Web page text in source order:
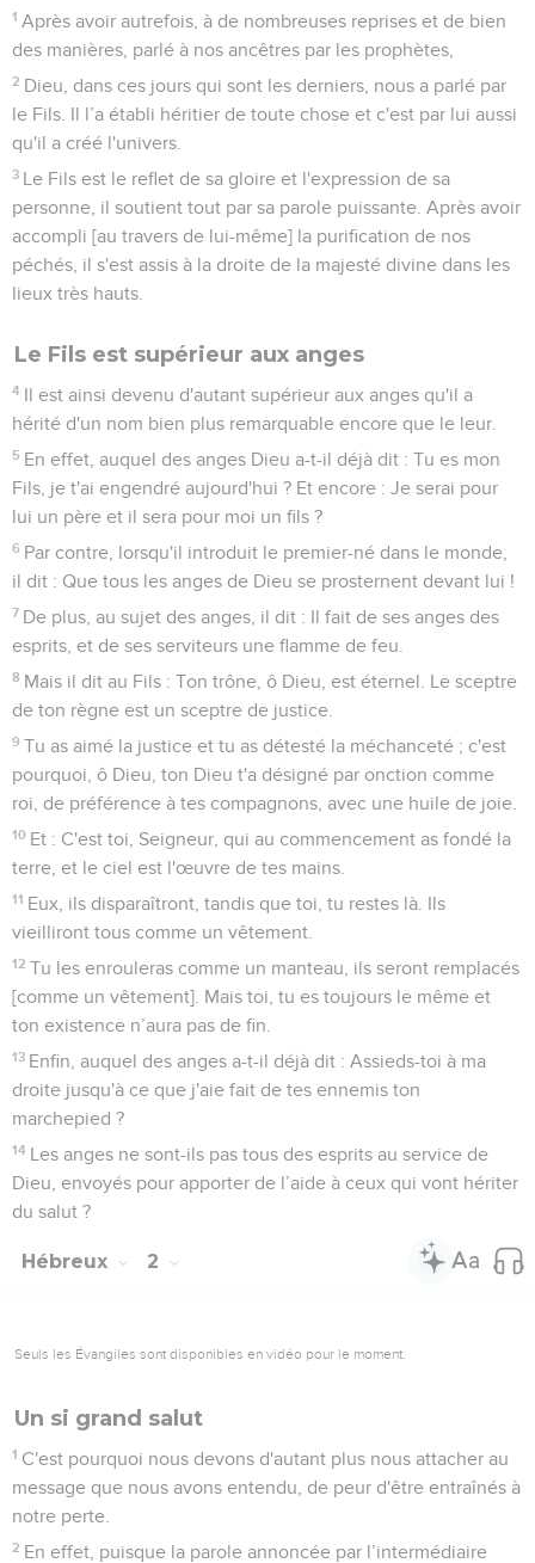
1 Après avoir autrefois, à de nombreuses reprises et de bien
des manières, parlé à nos ancêtres par les prophètes,
2 Dieu, dans ces jours qui sont les derniers, nous a parlé par
le Fils. Il l’a établi héritier de toute chose et c'est par lui aussi
qu'il a créé l'univers.
3 Le Fils est le reflet de sa gloire et l'expression de sa
personne, il soutient tout par sa parole puissante. Après avoir
accompli [au travers de lui-même] la purification de nos
péchés, il s'est assis à la droite de la majesté divine dans les
lieux très hauts.
Le Fils est supérieur aux anges
4 Il est ainsi devenu d'autant supérieur aux anges qu'il a
hérité d'un nom bien plus remarquable encore que le leur.
5 En effet, auquel des anges Dieu a-t-il déjà dit : Tu es mon
Fils, je t'ai engendré aujourd'hui ? Et encore : Je serai pour
lui un père et il sera pour moi un fils ?
6 Par contre, lorsqu'il introduit le premier-né dans le monde,
il dit : Que tous les anges de Dieu se prosternent devant lui !
7 De plus, au sujet des anges, il dit : Il fait de ses anges des
esprits, et de ses serviteurs une flamme de feu.
8 Mais il dit au Fils : Ton trône, ô Dieu, est éternel. Le sceptre
de ton règne est un sceptre de justice.
9 Tu as aimé la justice et tu as détesté la méchanceté ; c'est
pourquoi, ô Dieu, ton Dieu t'a désigné par onction comme
roi, de préférence à tes compagnons, avec une huile de joie.
10 Et : C'est toi, Seigneur, qui au commencement as fondé la
terre, et le ciel est l'œuvre de tes mains.
11 Eux, ils disparaîtront, tandis que toi, tu restes là. Ils
vieilliront tous comme un vêtement.
12 Tu les enrouleras comme un manteau, ils seront remplacés
[comme un vêtement]. Mais toi, tu es toujours le même et
ton existence n’aura pas de fin.
13 Enfin, auquel des anges a-t-il déjà dit : Assieds-toi à ma
droite jusqu'à ce que j'aie fait de tes ennemis ton
marchepied ?
14 Les anges ne sont-ils pas tous des esprits au service de
Dieu, envoyés pour apporter de l’aide à ceux qui vont hériter
du salut ?
Hébreux 2
Seuls les Évangiles sont disponibles en vidéo pour le moment.
Un si grand salut
1 C'est pourquoi nous devons d'autant plus nous attacher au
message que nous avons entendu, de peur d'être entraînés à
notre perte.
2 En effet, puisque la parole annoncée par l’intermédiaire